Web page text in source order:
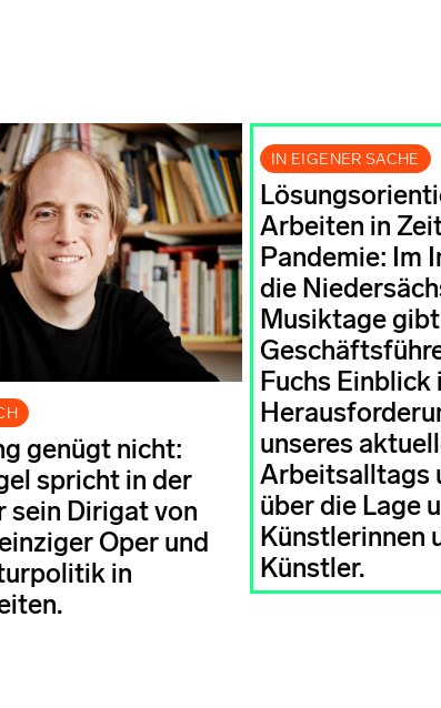
genügt nicht:
spricht in der
sein Dirigat von
Oper und
in
IN EIGENER SACHE
Arbeiten in
Pandemie: Im
die
Musiktage
Fuchs Einblick
unseres
Arbeitsalltags
über die Lage
Künstlerinnen
Künstler.